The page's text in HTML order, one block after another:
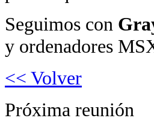
Seguimos con
y ordenadores
<< Volver
Próxima reunión